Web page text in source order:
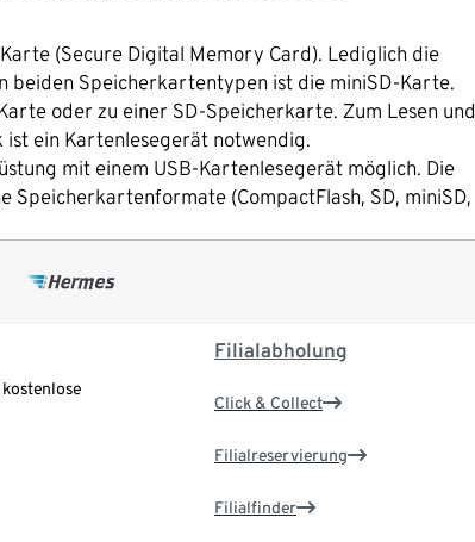
(Secure Digital Memory Card). Lediglich die
beiden Speicherkartentypen ist die miniSD-Karte.
oder zu einer SD-Speicherkarte. Zum Lesen und
ein Kartenlesegerät notwendig.
mit einem USB-Kartenlesegerät möglich. Die
(CompactFlash, SD, miniSD,
Filialabholung
Click & Collect
Filialreservierung
Filialfinder